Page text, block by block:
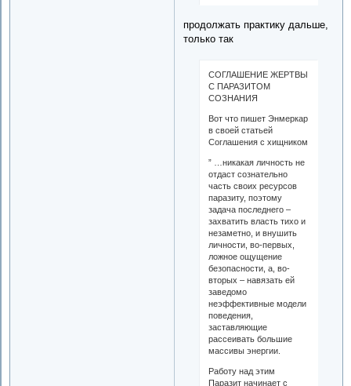
продолжать практику дальше,
только так
СОГЛАШЕНИЕ ЖЕРТВЫ
С ПАРАЗИТОМ
СОЗНАНИЯ
Вот что пишет Энмеркар
в своей статьей
Соглашения с хищником
” …никакая личность не
отдаст сознательно
часть своих ресурсов
паразиту, поэтому
задача последнего –
захватить власть тихо и
незаметно, и внушить
личности, во-первых,
ложное ощущение
безопасности, а, во-
вторых – навязать ей
заведомо
неэффективные модели
поведения,
заставляющие
рассеивать большие
массивы энергии.
Работу над этим
Паразит начинает с